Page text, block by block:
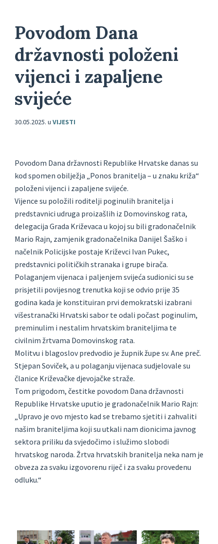
Povodom Dana
državnosti položeni
vijenci i zapaljene
svijeće
30.05.2025. u VIJESTI
Povodom Dana državnosti Republike Hrvatske danas su
kod spomen obilježja „Ponos branitelja – u znaku križa“
položeni vijenci i zapaljene svijeće.
Vijence su položili roditelji poginulih branitelja i
predstavnici udruga proizašlih iz Domovinskog rata,
delegacija Grada Križevaca u kojoj su bili gradonačelnik
Mario Rajn, zamjenik gradonačelnika Danijel Šaško i
načelnik Policijske postaje Križevci Ivan Pukec,
predstavnici političkih stranaka i grupe birača.
Polaganjem vijenaca i paljenjem svijeća sudionici su se
prisjetili povijesnog trenutka koji se odvio prije 35
godina kada je konstituiran prvi demokratski izabrani
višestranački Hrvatski sabor te odali počast poginulim,
preminulim i nestalim hrvatskim braniteljima te
civilnim žrtvama Domovinskog rata.
Molitvu i blagoslov predvodio je župnik župe sv. Ane preč.
Stjepan Soviček, a u polaganju vijenaca sudjelovale su
članice Križevačke djevojačke straže.
Tom prigodom, čestitke povodom Dana državnosti
Republike Hrvatske uputio je gradonačelnik Mario Rajn:
„Upravo je ovo mjesto kad se trebamo sjetiti i zahvaliti
našim braniteljima koji su utkali nam dionicima javnog
sektora priliku da svjedočimo i služimo slobodi
hrvatskog naroda. Žrtva hrvatskih branitelja neka nam je
obveza za svaku izgovorenu riječ i za svaku provedenu
odluku.“